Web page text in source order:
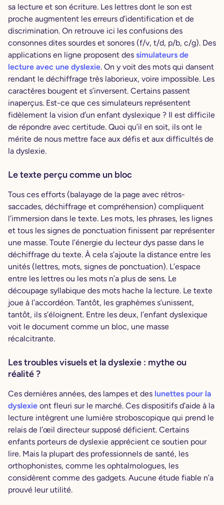
sa lecture et son écriture. Les lettres dont le son est
proche augmentent les erreurs d’identification et de
discrimination. On retrouve ici les confusions des
consonnes dites sourdes et sonores (f/v, t/d, p/b, c/g). Des
applications en ligne proposent des simulateurs de
lecture avec une dyslexie. On y voit des mots qui dansent
rendant le déchiffrage très laborieux, voire impossible. Les
caractères bougent et s’inversent. Certains passent
inaperçus. Est-ce que ces simulateurs représentent
fidèlement la vision d’un enfant dyslexique ? Il est difficile
de répondre avec certitude. Quoi qu’il en soit, ils ont le
mérite de nous mettre face aux défis et aux difficultés de
la dyslexie.
Le texte perçu comme un bloc
Tous ces efforts (balayage de la page avec rétros-
saccades, déchiffrage et compréhension) compliquent
l’immersion dans le texte. Les mots, les phrases, les lignes
et tous les signes de ponctuation finissent par représenter
une masse. Toute l’énergie du lecteur dys passe dans le
déchiffrage du texte. À cela s’ajoute la distance entre les
unités (lettres, mots, signes de ponctuation). L’espace
entre les lettres ou les mots n’a plus de sens. Le
découpage syllabique des mots hache la lecture. Le texte
joue à l’accordéon. Tantôt, les graphèmes s’unissent,
tantôt, ils s’éloignent. Entre les deux, l’enfant dyslexique
voit le document comme un bloc, une masse
récalcitrante.
Les troubles visuels et la dyslexie : mythe ou
réalité ?
Ces dernières années, des lampes et des lunettes pour la
dyslexie ont fleuri sur le marché. Ces dispositifs d’aide à la
lecture intègrent une lumière stroboscopique qui prend le
relais de l’œil directeur supposé déficient. Certains
enfants porteurs de dyslexie apprécient ce soutien pour
lire. Mais la plupart des professionnels de santé, les
orthophonistes, comme les ophtalmologues, les
considèrent comme des gadgets. Aucune étude fiable n’a
prouvé leur utilité.